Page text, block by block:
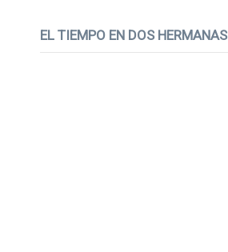
EL TIEMPO EN DOS HERMANAS